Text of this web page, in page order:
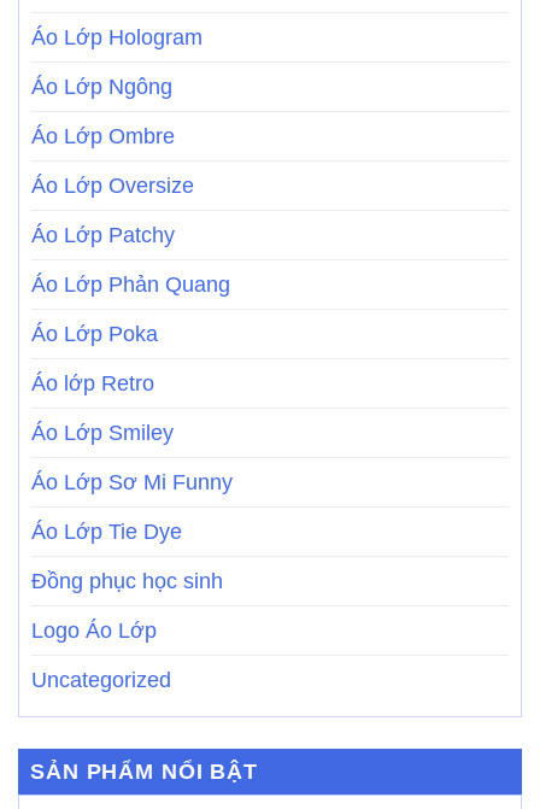
Áo Lớp Hologram
Áo Lớp Ngông
Áo Lớp Ombre
Áo Lớp Oversize
Áo Lớp Patchy
Áo Lớp Phản Quang
Áo Lớp Poka
Áo lớp Retro
Áo Lớp Smiley
Áo Lớp Sơ Mi Funny
Áo Lớp Tie Dye
Đồng phục học sinh
Logo Áo Lớp
Uncategorized
SẢN PHẨM NỔI BẬT